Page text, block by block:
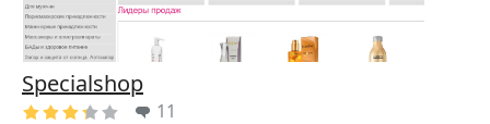
Specialshop
11